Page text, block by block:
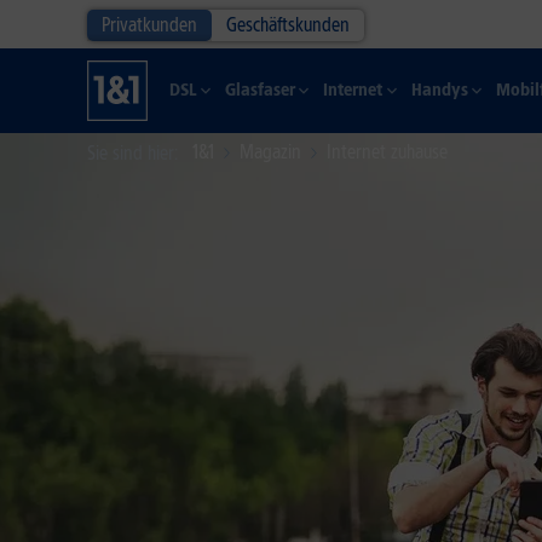
Privatkunden Geschäftskunden
DSL Glasfaser Internet Handys